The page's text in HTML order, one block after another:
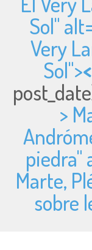
Sol"
Very
Sol"><
>
piedra"
Marte,
sobre